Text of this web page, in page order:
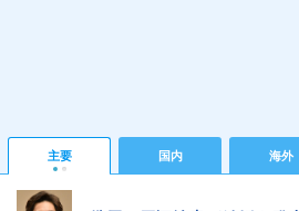
主要 国内 海外